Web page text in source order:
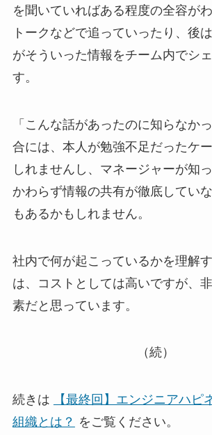
を聞いていればある程度の全容が
トークなどで追っていったり、後
がそういった情報をチーム内でシ
す。
「こんな話があったのに知らなか
合には、本人が勉強不足だったケ
しれませんし、マネージャーが知
かわらず情報の共有が徹底してい
もあるかもしれません。
社内で何が起こっているかを理解
は、コストとしては高いですが、
素だと思っています。
（続）
続きは
【最終回】エンジニアハピ
組織とは？ をご覧ください。